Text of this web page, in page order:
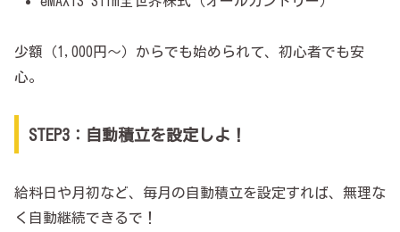
少額（1,000円～）からでも始められて、初心者でも安
心。
STEP3：自動積立を設定しよ！
給料日や月初など、毎月の自動積立を設定すれば、無理な
く自動継続できるで！